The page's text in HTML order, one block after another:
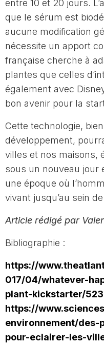
entre 10 et 20 jours.
que le sérum est
aucune modification
nécessite un apport
française cherche à
plantes que celles
également avec
bon avenir pour la
Cette technologie,
développement,
villes et nos maisons,
sous un nouveau jour
une époque où
vivant jusqu’au sein
Article rédigé par
Bibliographie :
https://
017/04/whatever-
plant-kickstarter/
https://
environnement/des-
pour-eclairer-les-